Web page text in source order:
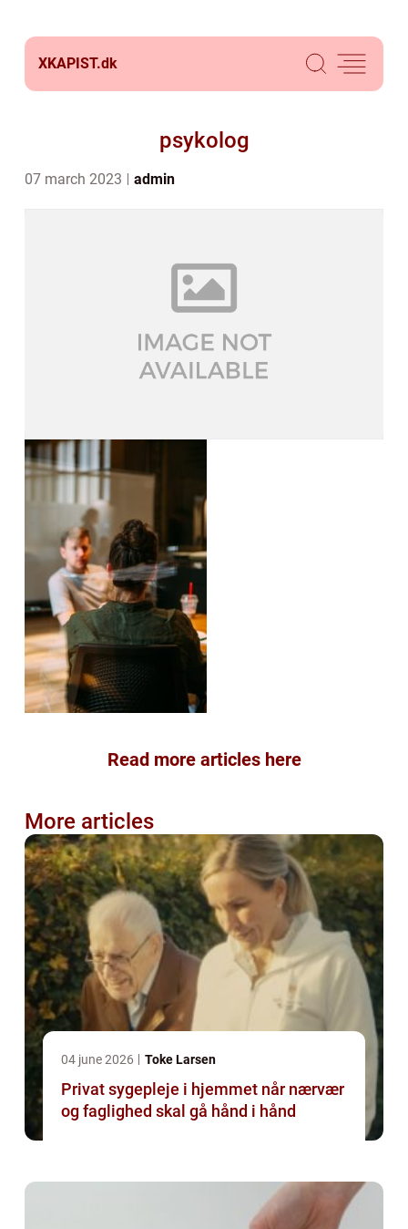
XKAPIST.dk
psykolog
07 march 2023 admin
Read more articles here
More articles
04 june 2026 Toke Larsen
Privat sygepleje i hjemmet når nærvær
og faglighed skal gå hånd i hånd